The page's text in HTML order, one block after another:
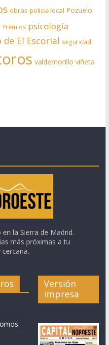
obras policia local Pozuelo
Premios psicología
de El Escorial seguridad
valdemorillo viñeta
la Sierra de Madrid.
más próximas a tu
Versión
impresa